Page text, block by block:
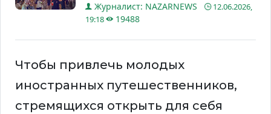
Журналист: NAZARNEWS
12.06.2026,
19:18
19488
Чтобы привлечь молодых
иностранных путешественников,
стремящихся открыть для себя